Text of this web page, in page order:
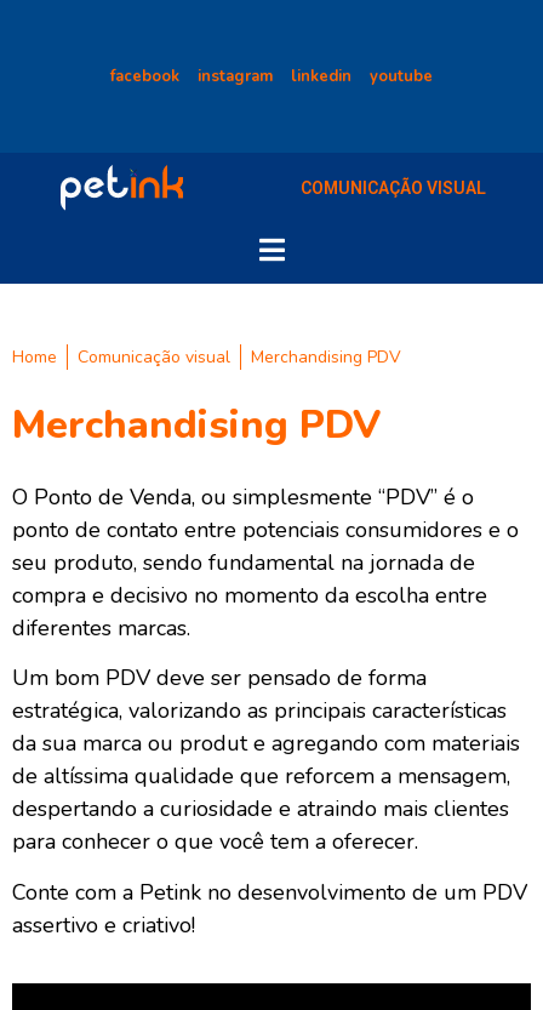
facebook instagram linkedin youtube
COMUNICAÇÃO VISUAL
Home Comunicação visual Merchandising PDV
Merchandising PDV
O Ponto de Venda, ou simplesmente “PDV” é o
ponto de contato entre potenciais consumidores e o
seu produto, sendo fundamental na jornada de
compra e decisivo no momento da escolha entre
diferentes marcas.
Um bom PDV deve ser pensado de forma
estratégica, valorizando as principais características
da sua marca ou produt e agregando com materiais
de altíssima qualidade que reforcem a mensagem,
despertando a curiosidade e atraindo mais clientes
para conhecer o que você tem a oferecer.
Conte com a Petink no desenvolvimento de um PDV
assertivo e criativo!